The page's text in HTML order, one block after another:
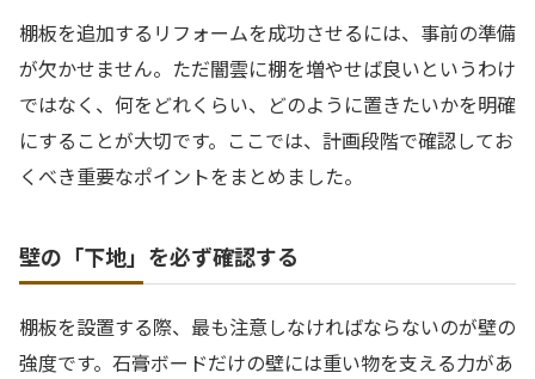
棚板を追加するリフォームを成功させるには、事前の準備
が欠かせません。ただ闇雲に棚を増やせば良いというわけ
ではなく、何をどれくらい、どのように置きたいかを明確
にすることが大切です。ここでは、計画段階で確認してお
くべき重要なポイントをまとめました。
壁の「下地」を必ず確認する
棚板を設置する際、最も注意しなければならないのが壁の
強度です。石膏ボードだけの壁には重い物を支える力があ